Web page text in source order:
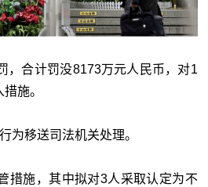
，合计罚没8173万元人民币，对1
施。
为移送司法机关处理。
措施，其中拟对3人采取认定为不